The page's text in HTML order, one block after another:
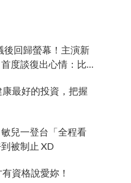
後回歸螢幕！主演新
度談復出心情：比
最好的投資，把握
兒一登台「全程看
被制止 XD
資格說愛妳！